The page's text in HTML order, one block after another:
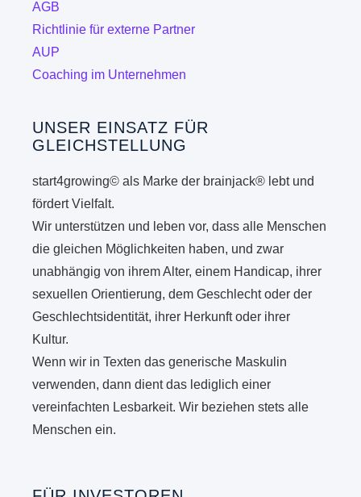
gewählt
AGB
Richtlinie für externe Partner
AUP
Coaching im Unternehmen
UNSER EINSATZ FÜR
GLEICHSTELLUNG
start4growing© als Marke der brainjack® lebt und
fördert Vielfalt.
Wir unterstützen und leben vor, dass alle Menschen
die gleichen Möglichkeiten haben, und zwar
unabhängig von ihrem Alter, einem Handicap, ihrer
sexuellen Orientierung, dem Geschlecht oder der
Geschlechtsidentität, ihrer Herkunft oder ihrer
Kultur.
Wenn wir in Texten das generische Maskulin
verwenden, dann dient das lediglich einer
vereinfachten Lesbarkeit. Wir beziehen stets alle
Menschen ein.